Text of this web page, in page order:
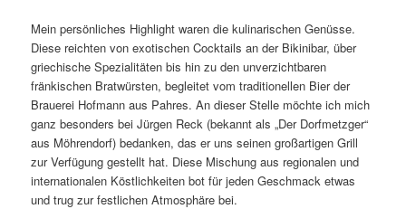
Mein persönliches Highlight waren die kulinarischen Genüsse.
Diese reichten von exotischen Cocktails an der Bikinibar, über
griechische Spezialitäten bis hin zu den unverzichtbaren
fränkischen Bratwürsten, begleitet vom traditionellen Bier der
Brauerei Hofmann aus Pahres. An dieser Stelle möchte ich mich
ganz besonders bei Jürgen Reck (bekannt als „Der Dorfmetzger“
aus Möhrendorf) bedanken, das er uns seinen großartigen Grill
zur Verfügung gestellt hat. Diese Mischung aus regionalen und
internationalen Köstlichkeiten bot für jeden Geschmack etwas
und trug zur festlichen Atmosphäre bei.